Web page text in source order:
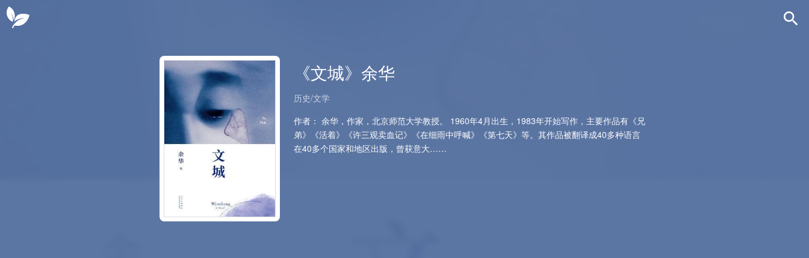
《文城》余华
历史/文学
作者： 余华，作家，北京师范大学教授。 1960年4月出生，1983年开始写作，主要作品有《兄
弟》《活着》《许三观卖血记》《在细雨中呼喊》《第七天》等。其作品被翻译成40多种语言
在40多个国家和地区出版，曾获意大……